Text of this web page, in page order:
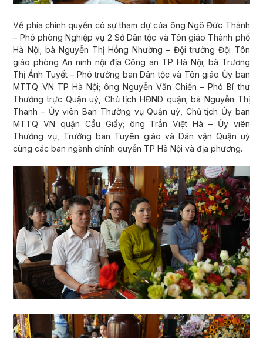
Về phía chính quyền có sự tham dự của ông Ngô Đức Thành
– Phó phòng Nghiệp vụ 2 Sở Dân tộc và Tôn giáo Thành phố
Hà Nội; bà Nguyễn Thị Hồng Nhường – Đội trưởng Đội Tôn
giáo phòng An ninh nội địa Công an TP Hà Nội; bà Trương
Thị Ánh Tuyết – Phó trưởng ban Dân tộc và Tôn giáo Ủy ban
MTTQ VN TP Hà Nội; ông Nguyễn Văn Chiến – Phó Bí thư
Thường trực Quận uỷ, Chủ tịch HĐND quận; bà Nguyễn Thị
Thanh – Ủy viên Ban Thường vụ Quận uỷ, Chủ tịch Ủy ban
MTTQ VN quận Cầu Giấy; ông Trần Việt Hà – Ủy viên
Thường vụ, Trưởng ban Tuyên giáo và Dân vận Quận uỷ
cùng các ban ngành chính quyền TP Hà Nội và địa phương.